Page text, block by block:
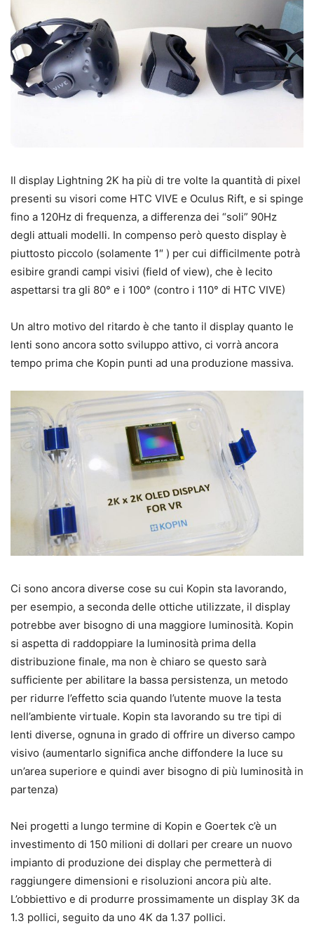
Il display Lightning 2K ha più di tre volte la quantità di pixel
presenti su visori come HTC VIVE e Oculus Rift, e si spinge
fino a 120Hz di frequenza, a differenza dei “soli” 90Hz
degli attuali modelli. In compenso però questo display è
piuttosto piccolo (solamente 1″ ) per cui difficilmente potrà
esibire grandi campi visivi (field of view), che è lecito
aspettarsi tra gli 80° e i 100° (contro i 110° di HTC VIVE)
Un altro motivo del ritardo è che tanto il display quanto le
lenti sono ancora sotto sviluppo attivo, ci vorrà ancora
tempo prima che Kopin punti ad una produzione massiva.
Ci sono ancora diverse cose su cui Kopin sta lavorando,
per esempio, a seconda delle ottiche utilizzate, il display
potrebbe aver bisogno di una maggiore luminosità. Kopin
si aspetta di raddoppiare la luminosità prima della
distribuzione finale, ma non è chiaro se questo sarà
sufficiente per abilitare la bassa persistenza, un metodo
per ridurre l’effetto scia quando l’utente muove la testa
nell’ambiente virtuale. Kopin sta lavorando su tre tipi di
lenti diverse, ognuna in grado di offrire un diverso campo
visivo (aumentarlo significa anche diffondere la luce su
un’area superiore e quindi aver bisogno di più luminosità in
partenza)
Nei progetti a lungo termine di Kopin e Goertek c’è un
investimento di 150 milioni di dollari per creare un nuovo
impianto di produzione dei display che permetterà di
raggiungere dimensioni e risoluzioni ancora più alte.
L’obbiettivo e di produrre prossimamente un display 3K da
1.3 pollici, seguito da uno 4K da 1.37 pollici.